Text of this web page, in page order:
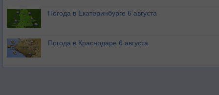
Погода в Екатеринбурге 6 августа
Погода в Краснодаре 6 августа